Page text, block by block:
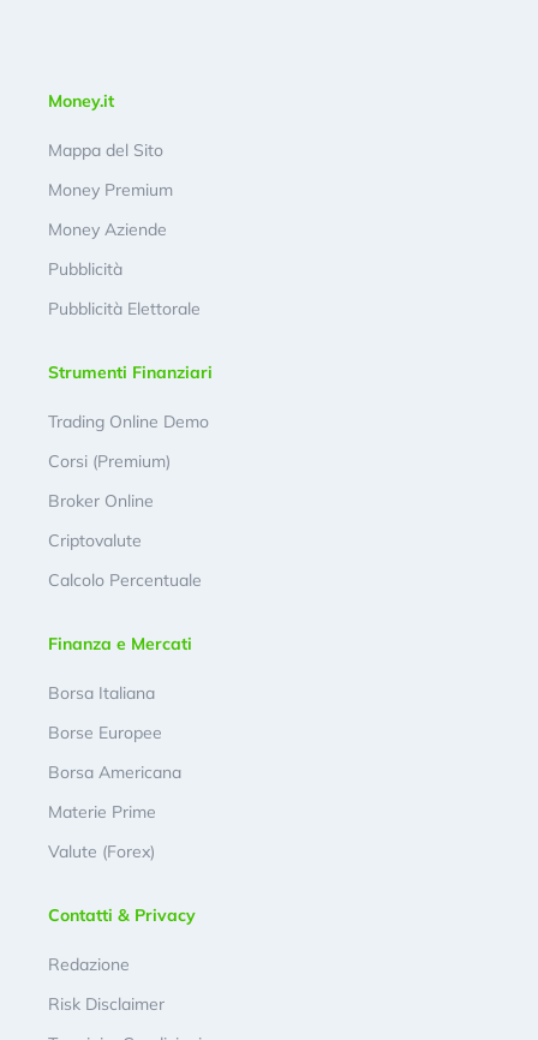
Money.it
Mappa del Sito
Money Premium
Money Aziende
Pubblicità
Pubblicità Elettorale
Strumenti Finanziari
Trading Online Demo
Corsi (Premium)
Broker Online
Criptovalute
Calcolo Percentuale
Finanza e Mercati
Borsa Italiana
Borse Europee
Borsa Americana
Materie Prime
Valute (Forex)
Contatti & Privacy
Redazione
Risk Disclaimer